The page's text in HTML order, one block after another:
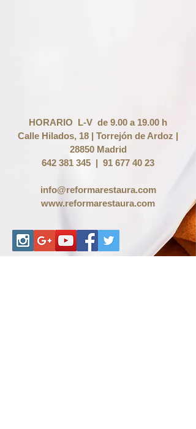
HORARIO L-V de 9.00 a 19.00 h
Calle Hilados, 18 | Torrejón de Ardoz |
28850 Madrid
642 381 345 | 91 677 40 23
info@reformarestaura.com
www.reformarestaura.com